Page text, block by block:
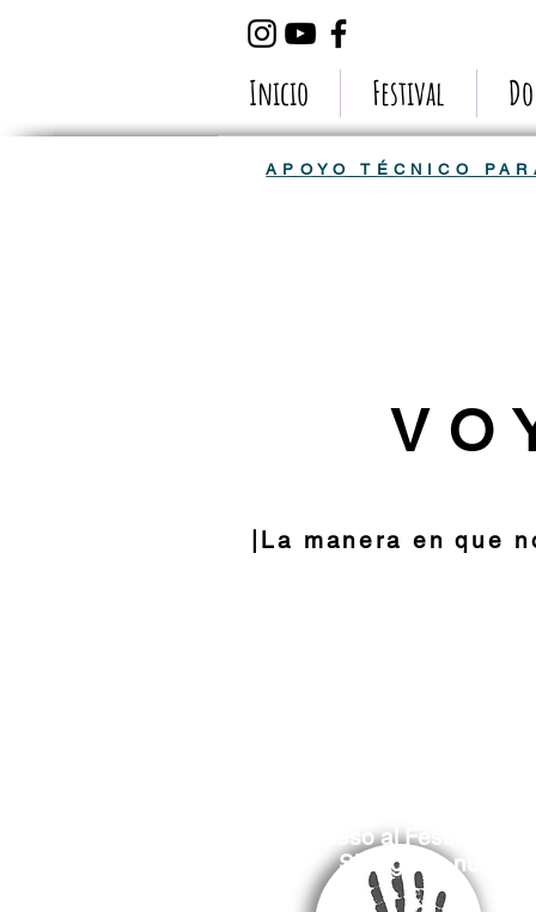
Inicio Festival
APOYO TÉCNICO
|La manera en que
El acceso al Festival
Si te gusta